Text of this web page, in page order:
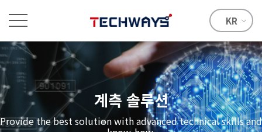
KR
계측 솔루션
Provide the best solution with advanced technical skills and